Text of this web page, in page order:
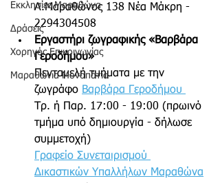
Εκκλησίες Μαραθώνα
Δράσεις
Χορηγός Επικοινωνίας
Μαραθώνια Μονοπάτια
Λ.Μαραθώνος 138 Νέα Μάκρη -
2294304508
Εργαστήρι ζωγραφικής «Βαρβάρα
Γεροδήμου»
Πενταμελή τμήματα με την
ζωγράφο Βαρβάρα Γεροδήμου
Τρ. ή Παρ. 17:00 - 19:00 (πρωινό
τμήμα υπό δημιουργία - δήλωσε
συμμετοχή)
Γραφείο Συνεταιρισμού
Δικαστικών Υπαλλήλων Μαραθώνα